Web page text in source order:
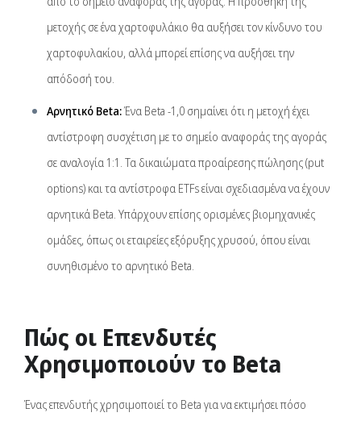
μετοχής σε ένα χαρτοφυλάκιο θα αυξήσει τον κίνδυνο του
χαρτοφυλακίου, αλλά μπορεί επίσης να αυξήσει την
απόδοσή του.
Αρνητικό Beta:Ένα Beta -1,0 σημαίνει ότι η μετοχή έχει
αντίστροφη συσχέτιση με το σημείο αναφοράς της αγοράς
σε αναλογία 1:1. Τα δικαιώματα προαίρεσης πώλησης (put
options) και τα αντίστροφα ETFs είναι σχεδιασμένα να έχουν
αρνητικά Beta. Υπάρχουν επίσης ορισμένες βιομηχανικές
ομάδες, όπως οι εταιρείες εξόρυξης χρυσού, όπου είναι
συνηθισμένο το αρνητικό Beta.
Πώς οι Επενδυτές
Χρησιμοποιούν το Beta
Ένας επενδυτής χρησιμοποιεί το Beta για να εκτιμήσει πόσο